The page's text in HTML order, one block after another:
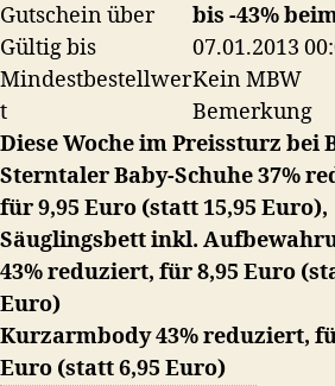
Gutschein über
bis -43%
Gültig bis
07.01.2013
Mindestbestellwer
t
Kein MBW
Bemerkung
Diese Woche im Preissturz bei
Sterntaler Baby-Schuhe 37%
für 9,95 Euro (statt 15,95 Euro),
Säuglingsbett inkl.
43% reduziert, für 8,95 Euro
Euro)
Kurzarmbody 43% reduziert,
Euro (statt 6,95 Euro)